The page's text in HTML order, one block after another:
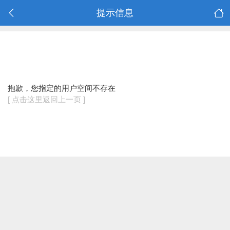
提示信息
抱歉，您指定的用户空间不存在
[ 点击这里返回上一页 ]